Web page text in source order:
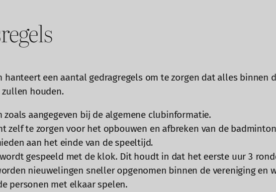
hanteert een aantal gedragregels om te zorgen dat alles binnen
houden.
zoals aangegeven bij de algemene clubinformatie.
zelf te zorgen voor het opbouwen en afbreken van de
aan het einde van de speeltijd.
gespeeld met de klok. Dit houdt in dat het eerste uur 3
nieuwelingen sneller opgenomen binnen de vereniging
personen met elkaar spelen.